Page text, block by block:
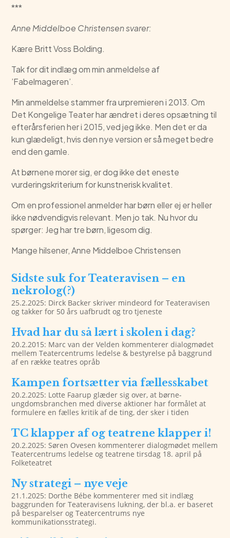
***
Anne Middelboe Christensen svarer:
Kære Britt Voss Bolding.
Tak for dit indlæg om min anmeldelse af
’Fabelmageren’.
Min anmeldelse stammer fra urpremieren i 2013. Om
Det Kongelige Teater har ændret i deres opsætning til
efterårsferien her i 2015, ved jeg ikke. Men det er da
kun glædeligt, hvis den nye version er så meget bedre
end den gamle.
At børnene morer sig, er dog ikke det eneste
vurderingskriterium for kunstnerisk kvalitet.
Om en professionel anmelder har børn eller ej er heller
ikke nødvendigvis relevant. Men jo tak. Nu hvor du
spørger: Jeg har tre børn, ligesom dig.
Mange hilsener, Anne Middelboe Christensen
Sidste suk for Teateravisen – en
nekrolog(?)
25.2.2025: Dirck Backer skriver mindeord for Teateravisen
og takker for 50 års uafbrudt og tro tjeneste
Hvad har du så lært i skolen i dag?
20.2.2015: Marc van der Velden kommenterer dialogmødet
mellem Teatercentrums ledelse & bestyrelse på baggrund
af en række teatres opråb
Kampen fortsætter via fællesskabet
20.2.2025: Lotte Faarup glæder sig over, at børne-
ungdomsbranchen med diverse aktioner har formålet at
formulere en fælles kritik af de ting, der sker i tiden
TC klapper af og teatrene klapper i!
20.2.2025: Søren Ovesen kommenterer dialogmødet mellem
Teatercentrums ledelse og teatrene tirsdag 18. april på
Folketeatret
Ny strategi – nye veje
21.1.2025: Dorthe Bébe kommenterer med sit indlæg
baggrunden for Teateravisens lukning, der bl.a. er baseret
på besparelser og Teatercentrums nye
kommunikationsstrategi.